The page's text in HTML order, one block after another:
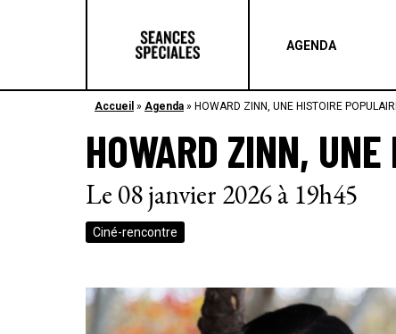
AGENDA
Accueil » Agenda » HOWARD ZINN, UNE HISTOIRE
HOWARD ZINN,
Le 08 janvier 2026 à 19h45
Ciné-rencontre